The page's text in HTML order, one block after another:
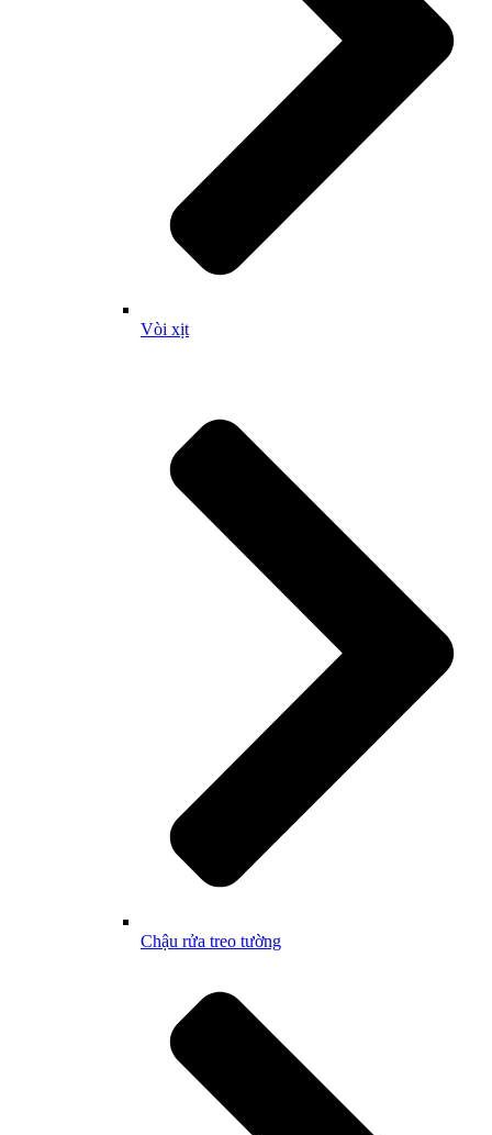
Vòi xịt
Chậu rửa treo tường